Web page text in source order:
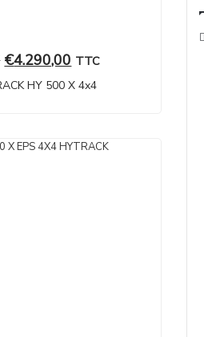
€4.290,00 TTC
HY 500 X 4x4